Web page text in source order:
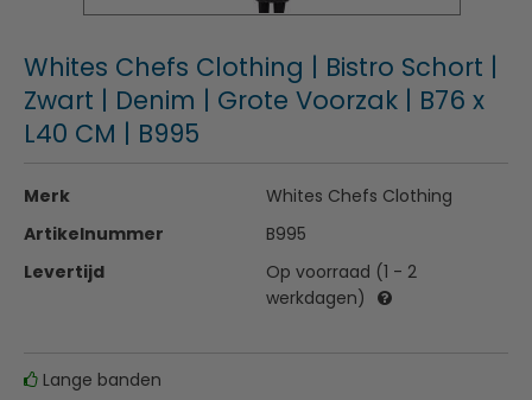
Whites Chefs Clothing | Bistro Schort |
Zwart | Denim | Grote Voorzak | B76 x
L40 CM | B995
Merk
Whites Chefs Clothing
Artikelnummer
B995
Levertijd
Op voorraad (1 - 2
werkdagen)
Lange banden